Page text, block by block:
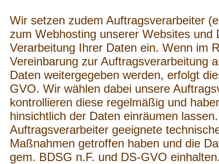
Wir setzen zudem Auftragsverarbeiter
zum Webhosting unserer Websites und
Verarbeitung Ihrer Daten ein. Wenn im
Vereinbarung zur Auftragsverarbeitung
Daten weitergegeben werden, erfolgt
GVO. Wir wählen dabei unsere
kontrollieren diese regelmäßig und
hinsichtlich der Daten einräumen
Auftragsverarbeiter geeignete
Maßnahmen getroffen haben und die
gem. BDSG n.F. und DS-GVO